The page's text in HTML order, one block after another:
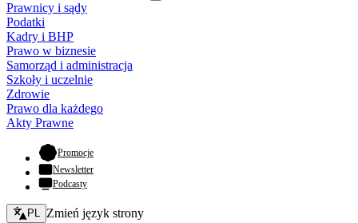
Prawnicy i sądy
Podatki
Kadry i BHP
Prawo w biznesie
Samorząd i administracja
Szkoły i uczelnie
Zdrowie
Prawo dla każdego
Akty Prawne
Promocje- otwiera się w nowej karcie
Newsletter
Podcasty
Zmień język - bieżący:
PL Zmień język strony